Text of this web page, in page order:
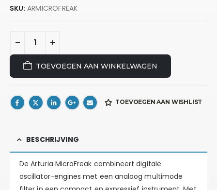
SKU: ARMICROFREAK
TOEVOEGEN AAN WINKELWAGEN
TOEVOEGEN AAN WISHLIST
BESCHRIJVING
De Arturia MicroFreak combineert digitale
oscillator-engines met een analoog multimode